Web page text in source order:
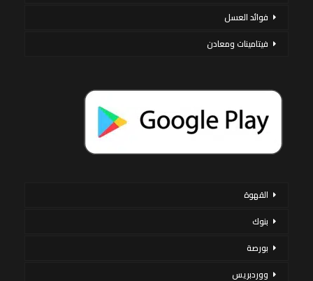
فوائد العسل
فيتامينات ومعادن
القهوة
بنوك
بورصة
ووردبريس